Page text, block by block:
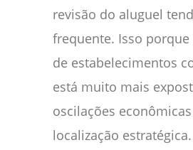
revisão do aluguel
frequente. Isso porque
de estabelecimentos
está muito mais
oscilações
localização